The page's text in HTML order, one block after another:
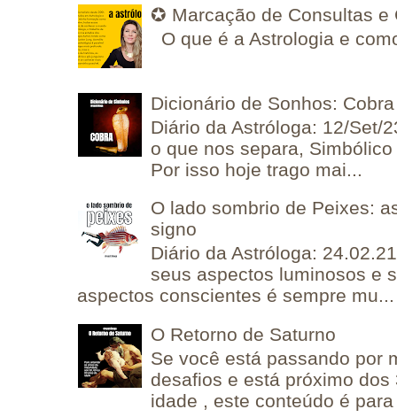
✪ Marcação de Consultas e
O que é a Astrologia e
Dicionário de Sonhos: Cobra
Diário da Astróloga: 12/Set/
o que nos separa,
Por isso hoje trago mai...
O lado sombrio de Peixes:
signo
Diário da Astróloga:
seus aspectos luminosos e
aspectos conscientes é sempre mu...
O Retorno de Saturno
Se você está passando por
desafios e está próximo
idade , este conteúdo é